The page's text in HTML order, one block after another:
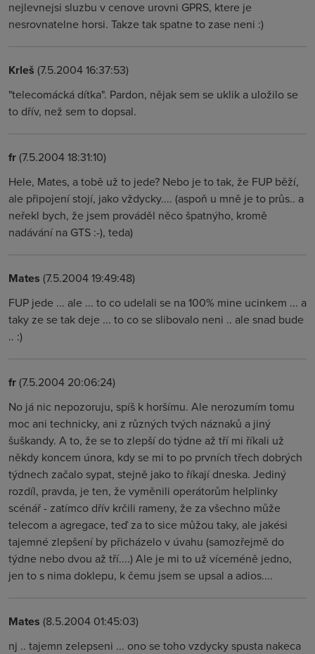
nejlevnejsi sluzbu v cenove urovni GPRS, ktere je
nesrovnatelne horsi. Takze tak spatne to zase neni :)
Krleš (7.5.2004 16:37:53)
"telecomácká dítka". Pardon, nějak sem se uklik a uložilo se
to dřív, než sem to dopsal.
fr(7.5.2004 18:31:10)
Hele, Mates, a tobě už to jede? Nebo je to tak, že FUP běží,
ale připojení stojí, jako vždycky.... (aspoň u mně je to průs.. a
neřekl bych, že jsem prováděl něco špatnýho, kromě
nadávání na GTS :-), teda)
Mates (7.5.2004 19:49:48)
FUP jede ... ale ... to co udelali se na 100% mine ucinkem ... a
taky ze se tak deje ... to co se slibovalo neni .. ale snad bude
.. :)
fr(7.5.2004 20:06:24)
No já nic nepozoruju, spíš k horšímu. Ale nerozumím tomu
moc ani technicky, ani z různých tvých náznaků a jiný
šuškandy. A to, že se to zlepší do týdne až tří mi říkali už
někdy koncem února, kdy se mi to po prvních třech dobrých
týdnech začalo sypat, stejně jako to říkají dneska. Jediný
rozdíl, pravda, je ten, že vyměnili operátorům helplinky
scénář - zatímco dřív krčili rameny, že za všechno může
telecom a agregace, teď za to sice můžou taky, ale jakési
tajemné zlepšení by přicházelo v úvahu (samozřejmě do
týdne nebo dvou až tří....) Ale je mi to už víceméně jedno,
jen to s nima doklepu, k čemu jsem se upsal a adios....
Mates (8.5.2004 01:45:03)
nj .. tajemn zelepseni ... ono se toho vzdycky spusta nakeca